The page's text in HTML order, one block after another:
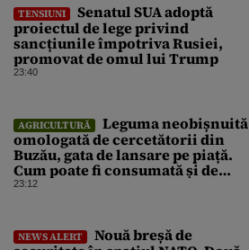
TENSIUNI
Senatul SUA adoptă
proiectul de lege privind
sancțiunile împotriva Rusiei,
promovat de omul lui Trump
23:40
AGRICULTURĂ
Leguma neobișnuită
omologată de cercetătorii din
Buzău, gata de lansare pe piață.
Cum poate fi consumată și de
unde provine soiul
23:12
NEWS ALERT
Nouă breșă de